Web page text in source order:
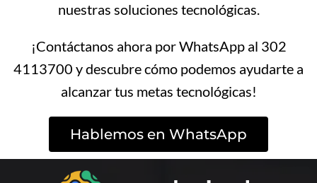
nuestras soluciones tecnológicas.
¡Contáctanos ahora por WhatsApp al 302
4113700 y descubre cómo podemos ayudarte a
alcanzar tus metas tecnológicas!
Hablemos en WhatsApp